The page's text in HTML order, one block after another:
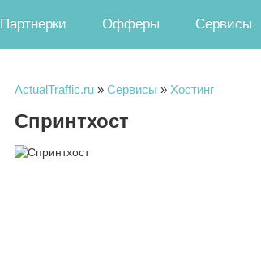
Партнерки Офферы Сервисы
ActualTraffic.ru » Сервисы » Хостинг
Спринтхост